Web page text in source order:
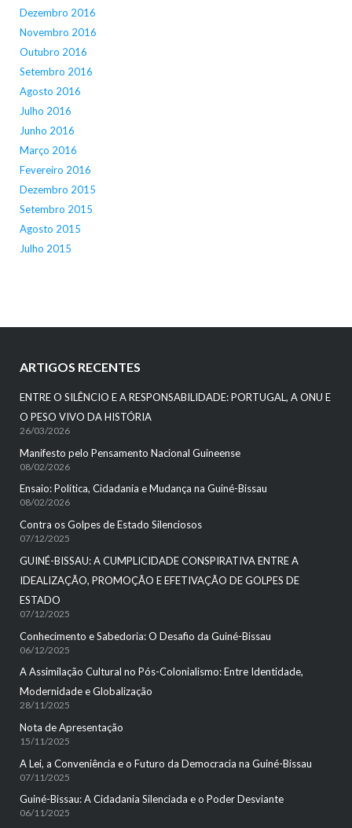
Dezembro 2016
Novembro 2016
Outubro 2016
Setembro 2016
Agosto 2016
Julho 2016
Junho 2016
Março 2016
Fevereiro 2016
Dezembro 2015
Setembro 2015
Agosto 2015
Julho 2015
ARTIGOS RECENTES
ENTRE O SILÊNCIO E A RESPONSABILIDADE: PORTUGAL, A ONU E
O PESO VIVO DA HISTÓRIA
26/03/2026
Manifesto pelo Pensamento Nacional Guineense
08/02/2026
Ensaio: Política, Cidadania e Mudança na Guiné-Bissau
08/02/2026
Contra os Golpes de Estado Silenciosos
07/12/2025
GUINÉ-BISSAU: A CUMPLICIDADE CONSPIRATIVA ENTRE A
IDEALIZAÇÃO, PROMOÇÃO E EFETIVAÇÃO DE GOLPES DE
ESTADO
07/12/2025
Conhecimento e Sabedoria: O Desafio da Guiné-Bissau
06/12/2025
A Assimilação Cultural no Pós-Colonialismo: Entre Identidade,
Modernidade e Globalização
28/11/2025
Nota de Apresentação
15/11/2025
A Lei, a Conveniência e o Futuro da Democracia na Guiné-Bissau
07/11/2025
Guiné-Bissau: A Cidadania Silenciada e o Poder Desviante
06/11/2025